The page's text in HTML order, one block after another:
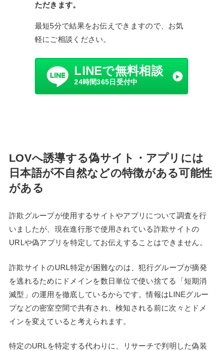
ただきます。
最短5分で結果をお伝えできますので、お気
軽にご相談ください。
LINEで無料相談
24時間365日受付中
LOVへ誘導する偽サイト・アプリには
日本語が不自然などの特徴がある可能性
がある
詐欺グループが使用するサイトやアプリについて調査を行
いましたが、現在進行形で使用されている詐欺サイトの
URLや偽アプリを特定してお伝えすることはできません。
詐欺サイトのURL特定が困難なのは、犯行グループが摘発
を逃れるためにドメインを数日単位で使い捨てる「短期消
滅型」の運用を徹底しているからです。情報はLINEグルー
プなどの密室空間で共有され、検知される前に次々とドメ
インを変えていると考えられます。
特定のURLを特定する代わりに、リサーチで判明した偽装